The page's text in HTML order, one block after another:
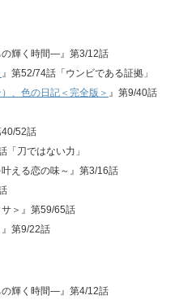
輝く時間―』第3/12話
』第52/74話「ウンビである証拠」
、色の日記＜完全版＞ 』第9/40話
40/52話
刀ではない力」
える恋の味～』第3/16話
＞』第59/65話
第9/22話
輝く時間―』第4/12話